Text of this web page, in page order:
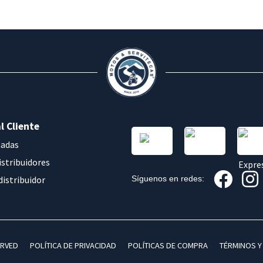
Cliente
Síguenos en redes:
POLÍTICA DE PRIVACIDAD POLÍTICAS DE COMPRA TÉRMINOS